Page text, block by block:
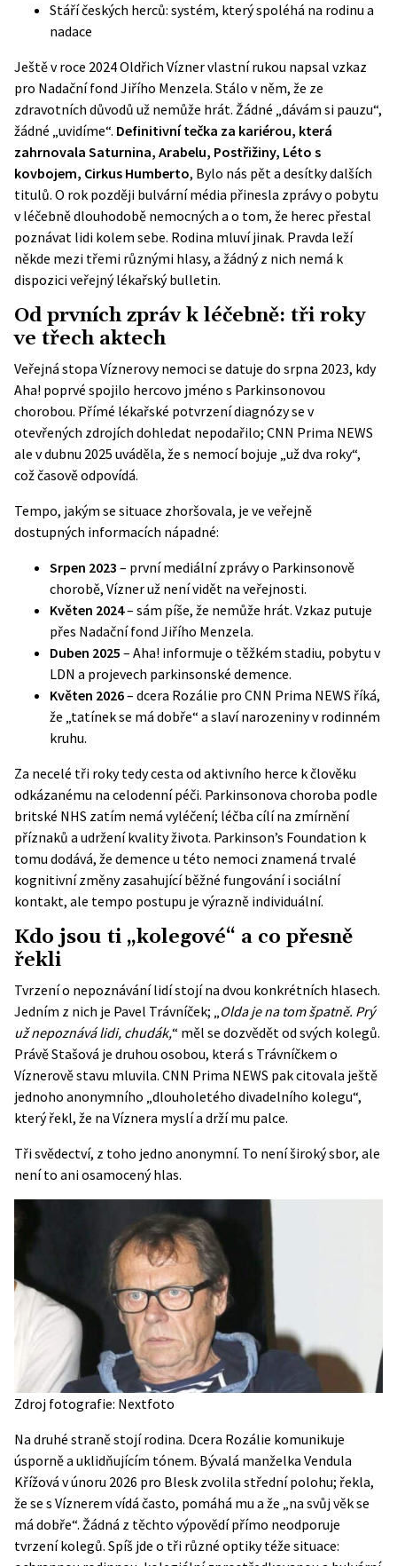
Stáří českých herců: systém, který spoléhá na rodinu a
nadace
Ještě v roce 2024 Oldřich Vízner vlastní rukou napsal vzkaz
pro Nadační fond Jiřího Menzela. Stálo v něm, že ze
zdravotních důvodů už nemůže hrát. Žádné „dávám si pauzu“,
žádné „uvidíme“. Definitivní tečka za kariérou, která
zahrnovala Saturnina, Arabelu, Postřižiny, Léto s
kovbojem, Cirkus Humberto, Bylo nás pět a desítky dalších
titulů. O rok později bulvární média přinesla zprávy o pobytu
v léčebně dlouhodobě nemocných a o tom, že herec přestal
poznávat lidi kolem sebe. Rodina mluví jinak. Pravda leží
někde mezi třemi různými hlasy, a žádný z nich nemá k
dispozici veřejný lékařský bulletin.
Od prvních zpráv k léčebně: tři roky
ve třech aktech
Veřejná stopa Víznerovy nemoci se datuje do srpna 2023, kdy
Aha! poprvé spojilo hercovo jméno s Parkinsonovou
chorobou. Přímé lékařské potvrzení diagnózy se v
otevřených zdrojích dohledat nepodařilo; CNN Prima NEWS
ale v dubnu 2025 uváděla, že s nemocí bojuje „už dva roky“,
což časově odpovídá.
Tempo, jakým se situace zhoršovala, je ve veřejně
dostupných informacích nápadné:
Srpen 2023 – první mediální zprávy o Parkinsonově
chorobě, Vízner už není vidět na veřejnosti.
Květen 2024– sám píše, že nemůže hrát. Vzkaz putuje
přes Nadační fond Jiřího Menzela.
Duben 2025 – Aha! informuje o těžkém stadiu, pobytu v
LDN a projevech parkinsonské demence.
Květen 2026– dcera Rozálie pro CNN Prima NEWS říká,
že „tatínek se má dobře“ a slaví narozeniny v rodinném
kruhu.
Za necelé tři roky tedy cesta od aktivního herce k člověku
odkázanému na celodenní péči. Parkinsonova choroba podle
britské NHS zatím nemá vyléčení; léčba cílí na zmírnění
příznaků a udržení kvality života. Parkinson’s Foundation k
tomu dodává, že demence u této nemoci znamená trvalé
kognitivní změny zasahující běžné fungování i sociální
kontakt, ale tempo postupu je výrazně individuální.
Kdo jsou ti „kolegové“ a co přesně
řekli
Tvrzení o nepoznávání lidí stojí na dvou konkrétních hlasech.
Jedním z nich je Pavel Trávníček; „Olda je na tom špatně. Prý
už nepoznává lidi, chudák,“ měl se dozvědět od svých kolegů.
Právě Stašová je druhou osobou, která s Trávníčkem o
Víznerově stavu mluvila. CNN Prima NEWS pak citovala ještě
jednoho anonymního „dlouholetého divadelního kolegu“,
který řekl, že na Víznera myslí a drží mu palce.
Tři svědectví, z toho jedno anonymní. To není široký sbor, ale
není to ani osamocený hlas.
Zdroj fotografie: Nextfoto
Na druhé straně stojí rodina. Dcera Rozálie komunikuje
úsporně a uklidňujícím tónem. Bývalá manželka Vendula
Křížová v únoru 2026 pro Blesk zvolila střední polohu; řekla,
že se s Víznerem vídá často, pomáhá mu a že „na svůj věk se
má dobře“. Žádná z těchto výpovědí přímo neodporuje
tvrzení kolegů. Spíš jde o tři různé optiky téže situace: